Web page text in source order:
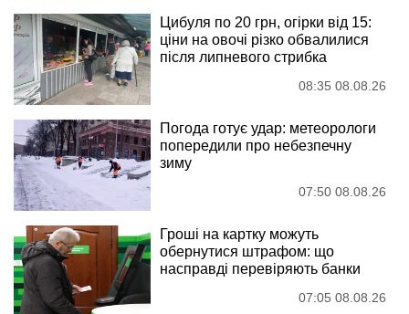
Цибуля по 20 грн, огірки від 15:
ціни на овочі різко обвалилися
після липневого стрибка
08:35 08.08.26
Погода готує удар: метеорологи
попередили про небезпечну
зиму
07:50 08.08.26
Гроші на картку можуть
обернутися штрафом: що
насправді перевіряють банки
07:05 08.08.26